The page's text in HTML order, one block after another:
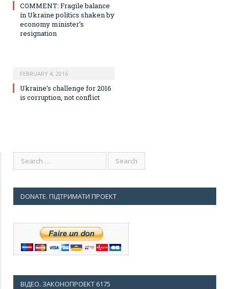
COMMENT: Fragile balance
in Ukraine politics shaken by
economy minister’s
resignation
FEBRUARY 4, 2016
Ukraine’s challenge for 2016
is corruption, not conflict
DONATE. ПІДТРИМАТИ ПРОЕКТ
ВІДЕО. ЗАКОНОПРОЕКТ 6175